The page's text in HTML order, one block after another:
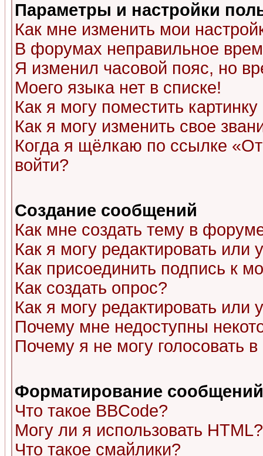
Параметры и настройки
Как мне изменить мои
В форумах неправильное
Я изменил часовой пояс, но
Моего языка нет в списке!
Как я могу поместить
Как я могу изменить свое
Когда я щёлкаю по ссылке
войти?
Создание сообщений
Как мне создать тему в
Как я могу редактировать или
Как присоединить подпись к
Как создать опрос?
Как я могу редактировать или
Почему мне недоступны
Почему я не могу голосовать
Форматирование
Что такое BBCode?
Могу ли я использовать HTML?
Что такое смайлики?